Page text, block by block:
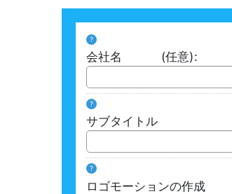
?
会社名 (任意):
?
サブタイト
?
ロゴモーションの作